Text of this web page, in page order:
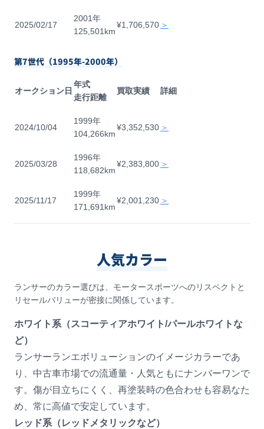
2025/02/17
2001年
125,501km
¥1,706,570 ＞
第7世代（1995年-2000年）
オークション日
年式
走行距離
買取実績 詳細
2024/10/04
1999年
104,266km
¥3,352,530 ＞
2025/03/28
1996年
118,682km
¥2,383,800 ＞
2025/11/17
1999年
171,691km
¥2,001,230 ＞
人気カラー
ランサーのカラー選びは、モータースポーツへのリスペクトと
リセールバリューが密接に関係しています。
ホワイト系（スコーティアホワイト/パールホワイトな
ど）
ランサーランエボリューションのイメージカラーであ
り、中古車市場での流通量・人気ともにナンバーワンで
す。傷が目立ちにくく、再塗装時の色合わせも容易なた
め、常に高値で安定しています。
レッド系（レッドメタリックなど）